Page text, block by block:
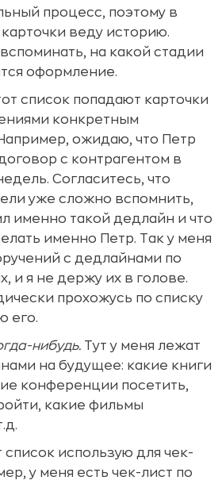
процесс, поэтому в
веду историю.
на какой стадии
оформление.
список попадают карточки
конкретным
ожидаю, что Петр
с контрагентом в
Согласитесь, что
уже сложно вспомнить,
именно такой дедлайн и что
именно Петр. Так у меня
с дедлайнами по
и я не держу их в голове.
прохожусь по списку
его.
нибудь. Тут у меня лежат
на будущее: какие книги
конференции посетить,
какие фильмы
список использую для чек-
у меня есть чек-лист по